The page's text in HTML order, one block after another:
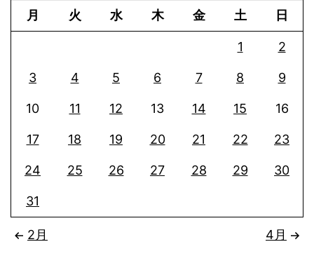
月 火 水 木 金 土 日
1 2
3 4 5 6 7 8 9
10 11 12 13 14 15 16
17 18 19 20 21 22 23
24 25 26 27 28 29 30
31
2月 4月